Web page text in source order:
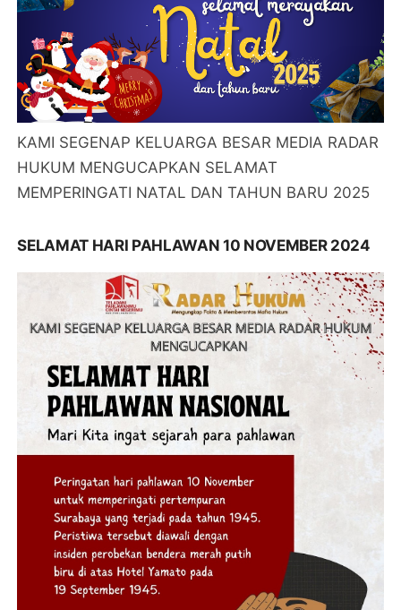
KAMI SEGENAP KELUARGA BESAR MEDIA RADAR
HUKUM MENGUCAPKAN SELAMAT
MEMPERINGATI NATAL DAN TAHUN BARU 2025
SELAMAT HARI PAHLAWAN 10 NOVEMBER 2024